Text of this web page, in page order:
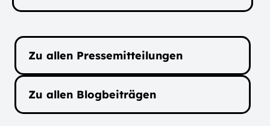
Zu allen Pressemitteilungen
Zu allen Blogbeiträgen